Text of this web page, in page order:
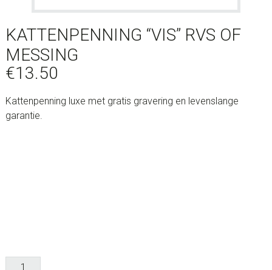
KATTENPENNING “VIS” RVS OF
MESSING
€13.50
Kattenpenning luxe met gratis gravering en levenslange
garantie.
Kattenpenning